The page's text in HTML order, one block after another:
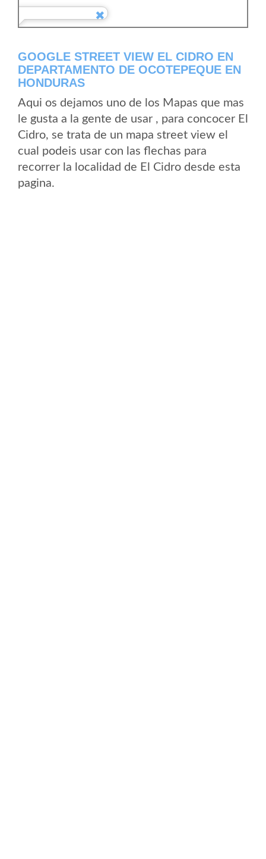
GOOGLE STREET VIEW EL CIDRO EN
DEPARTAMENTO DE OCOTEPEQUE EN
HONDURAS
Aqui os dejamos uno de los Mapas que mas
le gusta a la gente de usar , para concocer El
Cidro, se trata de un mapa street view el
cual podeis usar con las flechas para
recorrer la localidad de El Cidro desde esta
pagina.